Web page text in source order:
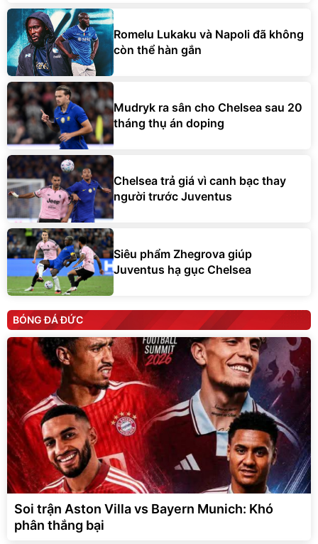
Romelu Lukaku và Napoli đã không
còn thể hàn gắn
Mudryk ra sân cho Chelsea sau 20
tháng thụ án doping
Chelsea trả giá vì canh bạc thay
người trước Juventus
Siêu phẩm Zhegrova giúp
Juventus hạ gục Chelsea
BÓNG ĐÁ ĐỨC
Soi trận Aston Villa vs Bayern Munich: Khó
phân thắng bại